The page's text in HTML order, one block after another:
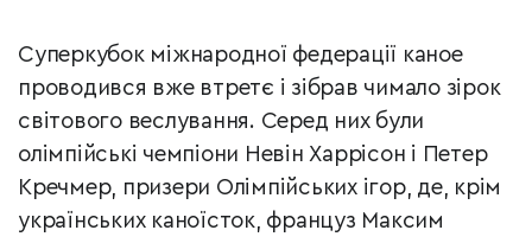
Суперкубок міжнародної федерації каное
проводився вже втретє і зібрав чимало зірок
світового веслування. Серед них були
олімпійські чемпіони Невін Харрісон і Петер
Кречмер, призери Олімпійських ігор, де, крім
українських каноїсток, француз Максим